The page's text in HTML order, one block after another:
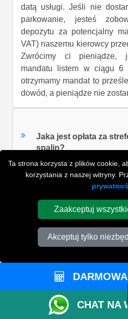
Ta strona korzysta z plików cookie,
korzystania z naszej witryny.
Zaakceptuj
Akceptuj tylko
datą usługi. Jeśli nie
parkowanie, jesteś
depozytu za potencjalny
VAT) naszemu kierowcy
Zwrócimy ci pieniądze,
mandatu listem w ciągu 6
otrzymamy mandat to
dowód, a pieniądze nie
Jaka jest opłata za
spalin?
Jak jest liczony czas
W jaki sposób zapłacę
cenę przeprowadzki?
CHAT NA